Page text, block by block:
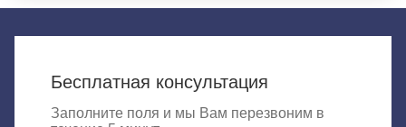
Бесплатная консультация
Заполните поля и мы Вам перезвоним в